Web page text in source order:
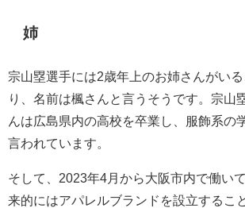
姉
宗山塁選手には2歳年上のお姉さんがい
り、名前は楓さんと言うそうです。宗山
んは広島県内の高校を卒業し、服飾系の
言われています。
そして、2023年4月から大阪市内で働い
来的にはアパレルブランドを設立するこ